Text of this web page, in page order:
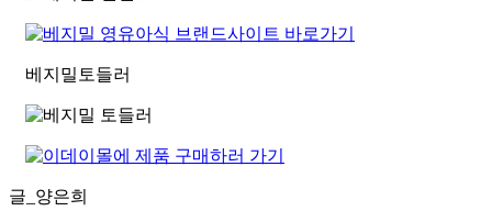
베지밀토들러
글_양은희